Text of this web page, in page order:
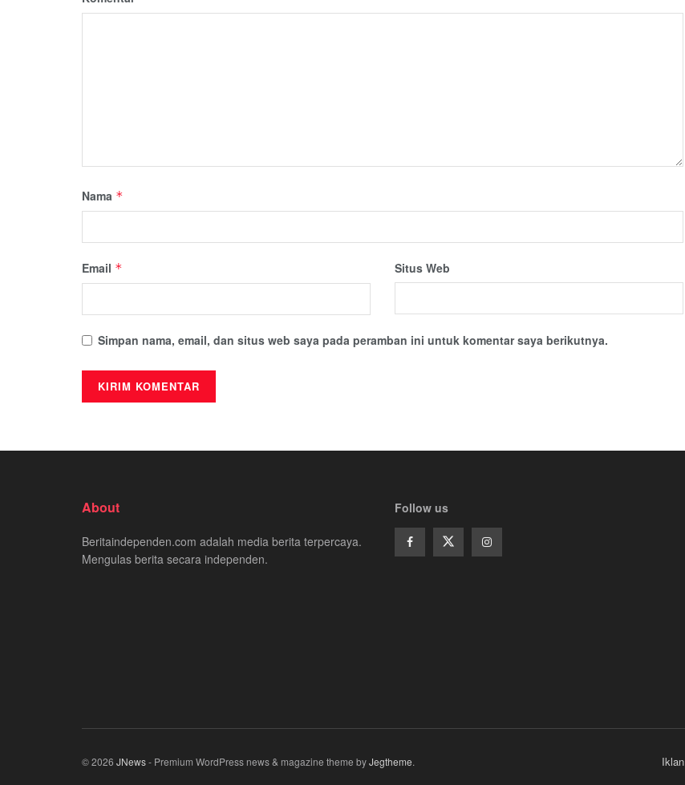
Nama *
Email * Situs Web
Simpan nama, email, dan situs web saya pada peramban ini untuk komentar saya berikutnya.
About
Beritaindependen.com adalah media berita terpercaya.
Mengulas berita secara independen.
Follow us
Iklan
© 2026 JNews- Premium WordPress news & magazine theme byJegtheme.